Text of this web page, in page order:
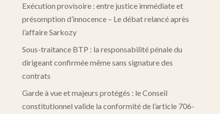
Exécution provisoire : entre justice immédiate et
présomption d’innocence – Le débat relancé après
l’affaire Sarkozy
Sous-traitance BTP : la responsabilité pénale du
dirigeant confirmée même sans signature des
contrats
Garde à vue et majeurs protégés : le Conseil
constitutionnel valide la conformité de l’article 706-